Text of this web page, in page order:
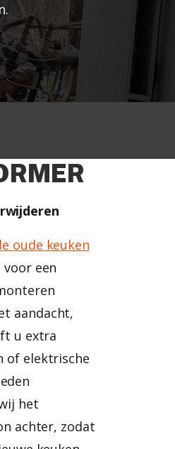
oude keuken
een
aandacht,
u extra
of elektrische
het
achter, zodat